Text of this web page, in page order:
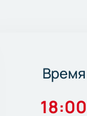
Время
18:00